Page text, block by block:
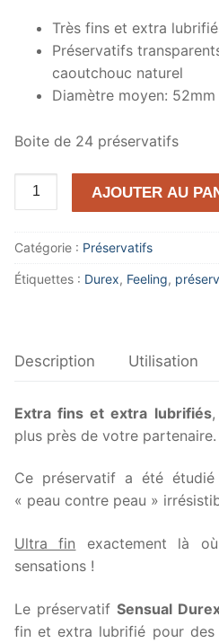
Très fins et extra
Préservatifs
caoutchouc naturel
Diamètre moyen: 52mm
Boite de 24 préservatifs
quantité
de
-
Feeling
préservatifs
AJOUTER AU
Catégorie : Préservatifs
Étiquettes : Durex, Feeling,
Description Utilisation
Extra fins et extra lubrifiés,
plus près de votre partenaire.
Ce préservatif a été
« peau contre peau »
Ultra fin exactement là
sensations !
Le préservatifSensual
fin et extra lubrifié pour des